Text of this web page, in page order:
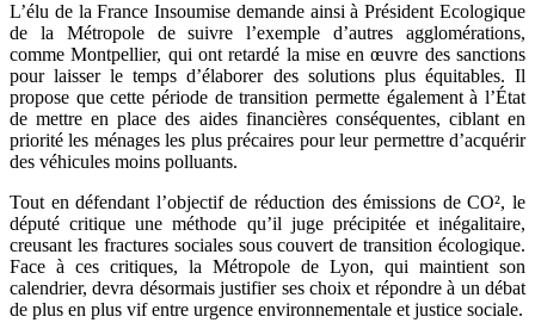
L’élu de la France Insoumise demande ainsi à Président Ecologique
de la Métropole de suivre l’exemple d’autres agglomérations,
comme Montpellier, qui ont retardé la mise en œuvre des sanctions
pour laisser le temps d’élaborer des solutions plus équitables. Il
propose que cette période de transition permette également à l’État
de mettre en place des aides financières conséquentes, ciblant en
priorité les ménages les plus précaires pour leur permettre d’acquérir
des véhicules moins polluants.
Tout en défendant l’objectif de réduction des émissions de CO², le
député critique une méthode qu’il juge précipitée et inégalitaire,
creusant les fractures sociales sous couvert de transition écologique.
Face à ces critiques, la Métropole de Lyon, qui maintient son
calendrier, devra désormais justifier ses choix et répondre à un débat
de plus en plus vif entre urgence environnementale et justice sociale.